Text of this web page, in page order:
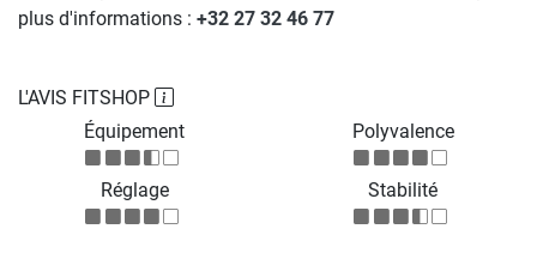
L'AVIS FITSHOP
Équipement
Polyvalence
Réglage Stabilité
plus d'informations : +32 27 32 46 77